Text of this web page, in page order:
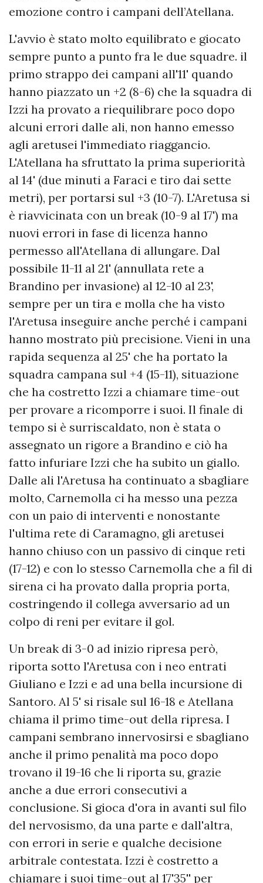
emozione contro i campani dell’Atellana.
L'avvio è stato molto equilibrato e giocato
sempre punto a punto fra le due squadre. il
primo strappo dei campani all'11' quando
hanno piazzato un +2 (8-6) che la squadra di
Izzi ha provato a riequilibrare poco dopo
alcuni errori dalle ali, non hanno emesso
agli aretusei l'immediato riaggancio.
L'Atellana ha sfruttato la prima superiorità
al 14' (due minuti a Faraci e tiro dai sette
metri), per portarsi sul +3 (10-7). L'Aretusa si
è riavvicinata con un break (10-9 al 17') ma
nuovi errori in fase di licenza hanno
permesso all'Atellana di allungare. Dal
possibile 11-11 al 21' (annullata rete a
Brandino per invasione) al 12-10 al 23',
sempre per un tira e molla che ha visto
l'Aretusa inseguire anche perché i campani
hanno mostrato più precisione. Vieni in una
rapida sequenza al 25' che ha portato la
squadra campana sul +4 (15-11), situazione
che ha costretto Izzi a chiamare time-out
per provare a ricomporre i suoi. Il finale di
tempo si è surriscaldato, non è stata o
assegnato un rigore a Brandino e ciò ha
fatto infuriare Izzi che ha subito un giallo.
Dalle ali l'Aretusa ha continuato a sbagliare
molto, Carnemolla ci ha messo una pezza
con un paio di interventi e nonostante
l'ultima rete di Caramagno, gli aretusei
hanno chiuso con un passivo di cinque reti
(17-12) e con lo stesso Carnemolla che a fil di
sirena ci ha provato dalla propria porta,
costringendo il collega avversario ad un
colpo di reni per evitare il gol.
Un break di 3-0 ad inizio ripresa però,
riporta sotto l'Aretusa con i neo entrati
Giuliano e Izzi e ad una bella incursione di
Santoro. Al 5' si risale sul 16-18 e Atellana
chiama il primo time-out della ripresa. I
campani sembrano innervosirsi e sbagliano
anche il primo penalità ma poco dopo
trovano il 19-16 che li riporta su, grazie
anche a due errori consecutivi a
conclusione. Si gioca d'ora in avanti sul filo
del nervosismo, da una parte e dall'altra,
con errori in serie e qualche decisione
arbitrale contestata. Izzi è costretto a
chiamare i suoi time-out al 17'35'' per